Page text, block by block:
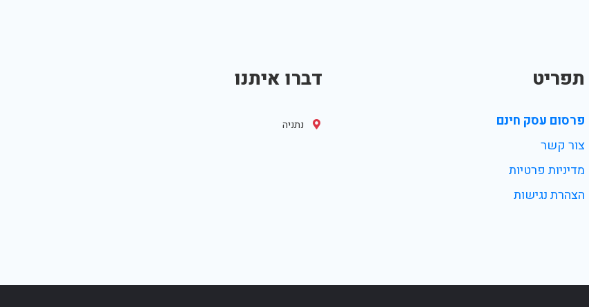
תפריט
פרסום עסק חינם
צור קשר
מדיניות פרטיות
הצהרת נגישות
דברו איתנו
נתניה